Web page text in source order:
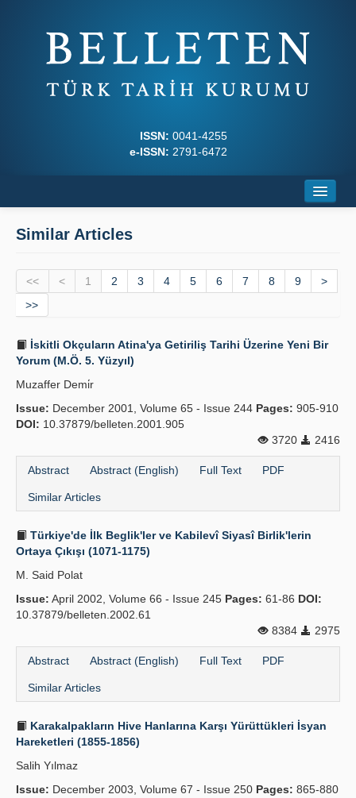
ISSN: 0041-4255
e-ISSN: 2791-6472
Journal Boards
Writing Rules
Principles
Guidelines
Similar Articles
<< < 1 2 3 4 5 6 7 8 9
>
>>
İskitli Okçuların Atina'ya Getiriliş Tarihi Üzerine Yeni Bir
Yorum (M.Ö. 5. Yüzyıl)
Muzaffer Demi̇r
Issue: December 2001, Volume 65 - Issue 244 Pages: 905-910
DOI: 10.37879/belleten.2001.905
3720
2416
Abstract Abstract (English) Full Text PDF
Similar Articles
Türkiye'de İlk Beglik'ler ve Kabilevî Siyasî Birlik'lerin
Ortaya Çıkışı (1071-1175)
M. Said Polat
Issue: April 2002, Volume 66 - Issue 245 Pages: 61-86 DOI:
10.37879/belleten.2002.61
8384
2975
Abstract Abstract (English) Full Text PDF
Similar Articles
Karakalpakların Hive Hanlarına Karşı Yürüttükleri İsyan
Hareketleri (1855-1856)
Salih Yılmaz
Issue: December 2003, Volume 67 - Issue 250 Pages: 865-880